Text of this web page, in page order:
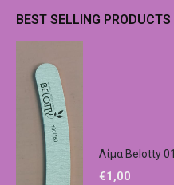
BEST SELLING PRODUCTS
Λίμα Belotty 01
€1,00